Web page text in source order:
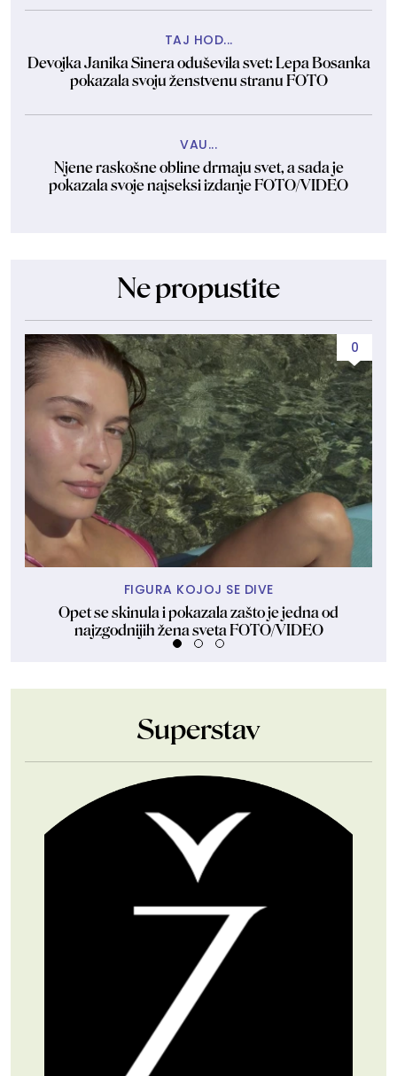
TAJ HOD...
Devojka Janika Sinera oduševila svet: Lepa Bosanka
pokazala svoju ženstvenu stranu FOTO
VAU...
Njene raskošne obline drmaju svet, a sada je
pokazala svoje najseksi izdanje FOTO/VIDEO
Ne propustite
0
FIGURA KOJOJ SE DIVE
Opet se skinula i pokazala zašto je jedna od
najzgodnijih žena sveta FOTO/VIDEO
Superstav